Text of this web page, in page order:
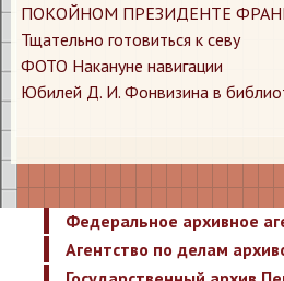
ПОКОЙНОМ ПРЕЗИДЕНТЕ
​Тщательно готовиться к севу
​ФОТО Накануне навигации
​Юбилей Д. И. Фонвизина в
Федеральное архивное
Агентство по делам